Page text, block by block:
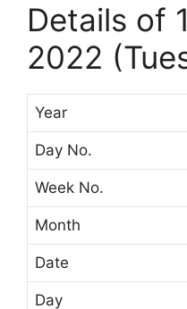
Details of
2022
Year
Day No.
Week No.
Month
Date
Day